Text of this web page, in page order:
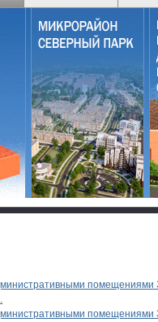
помещениями
помещениями